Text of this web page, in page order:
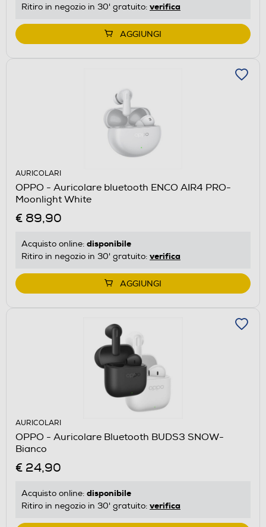
Ritiro in negozio in 30' gratuito: verifica
AGGIUNGI
AURICOLARI
OPPO - Auricolare bluetooth ENCO AIR4 PRO-
Moonlight White
€ 89,90
Acquisto online: disponibile
Ritiro in negozio in 30' gratuito: verifica
AGGIUNGI
AURICOLARI
OPPO - Auricolare Bluetooth BUDS3 SNOW-
Bianco
€ 24,90
Acquisto online: disponibile
Ritiro in negozio in 30' gratuito: verifica